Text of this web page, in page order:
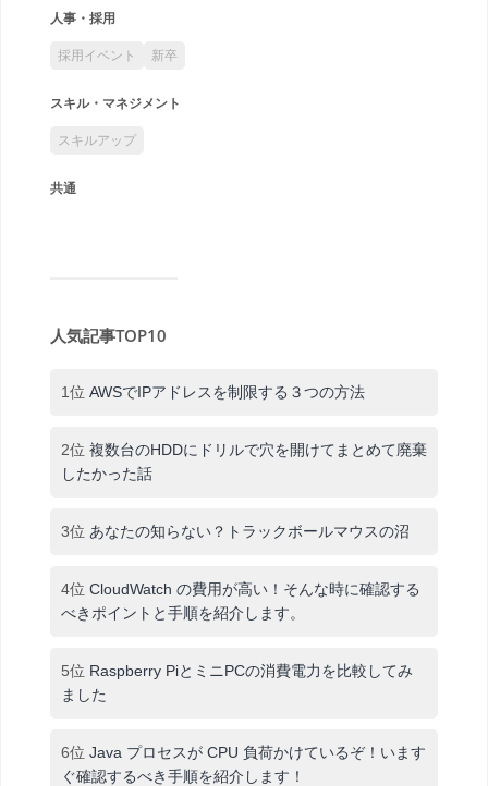
人事・採用
採用イベント 新卒
スキル・マネジメント
スキルアップ
共通
人気記事TOP10
1位 AWSでIPアドレスを制限する３つの方法
2位 複数台のHDDにドリルで穴を開けてまとめて廃棄
したかった話
3位 あなたの知らない？トラックボールマウスの沼
4位 CloudWatch の費用が高い！そんな時に確認する
べきポイントと手順を紹介します。
5位 Raspberry PiとミニPCの消費電力を比較してみ
ました
6位 Java プロセスが CPU 負荷かけているぞ！います
ぐ確認するべき手順を紹介します！